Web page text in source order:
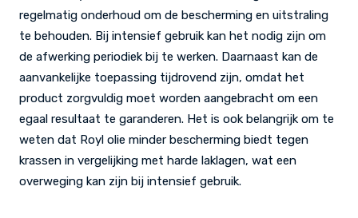
regelmatig onderhoud om de bescherming en uitstraling
te behouden. Bij intensief gebruik kan het nodig zijn om
de afwerking periodiek bij te werken. Daarnaast kan de
aanvankelijke toepassing tijdrovend zijn, omdat het
product zorgvuldig moet worden aangebracht om een
egaal resultaat te garanderen. Het is ook belangrijk om te
weten dat Royl olie minder bescherming biedt tegen
krassen in vergelijking met harde laklagen, wat een
overweging kan zijn bij intensief gebruik.